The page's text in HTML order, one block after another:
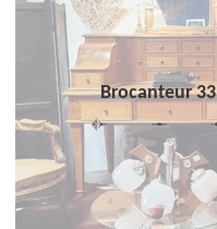
Brocanteur 33